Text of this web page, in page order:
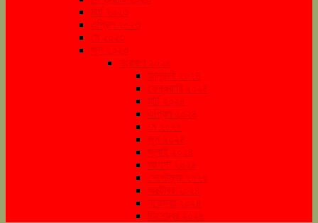
মার্চ ২০২৩
এপ্রিল ২০২৩
মে ২০২৩
জুন ২০২৩
সংরক্ষণ ২০২৪
জানুয়ারি ২০২৪
ফেব্রুয়ারি ২০২৪
মার্চ ২০২৪
এপ্রিল ২০২৪
মে ২০২৪
জুন ২০২৪
জুলাই ২০২৪
আগস্ট ২০২৪
সেপ্টেম্বর ২০২৪
অক্টোবর ২০২৪
নভেম্বর ২০২৪
ডিসেম্বর ২০২৪